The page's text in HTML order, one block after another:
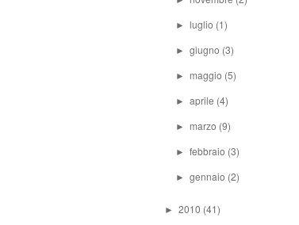
► luglio (1)
►giugno (3)
► maggio (5)
►aprile (4)
► marzo (9)
►febbraio (3)
►gennaio (2)
► 2010 (41)